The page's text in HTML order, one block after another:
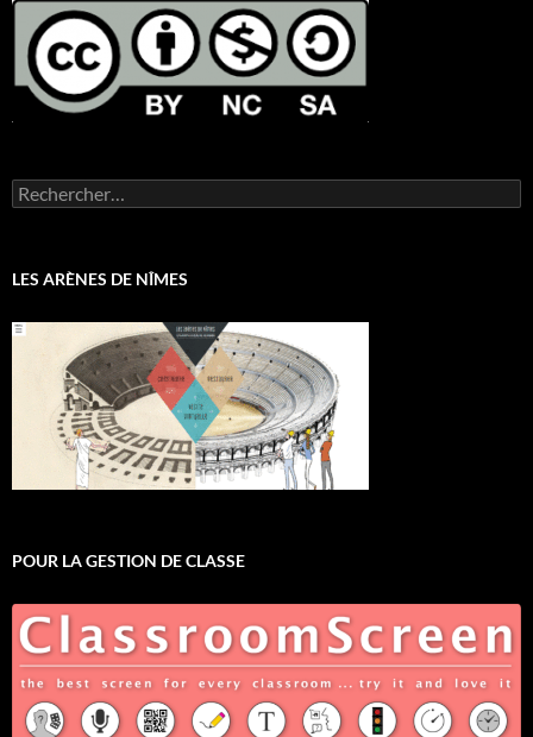
Rechercher :
LES ARÈNES DE NÎMES
POUR LA GESTION DE CLASSE